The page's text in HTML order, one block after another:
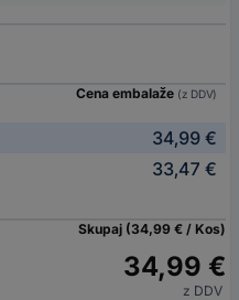
Cena embalaže (z DDV)
34,99 €
33,47 €
Skupaj (34,99 € / Kos)
34,99 €
z DDV